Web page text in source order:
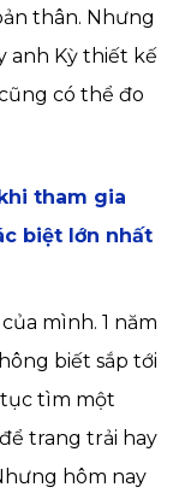
thân. Nhưng
anh Kỳ thiết kế
có thể đo
tham gia
biệt lớn nhất
mình. 1 năm
biết sắp tới
tục tìm một
trang trải hay
hôm nay